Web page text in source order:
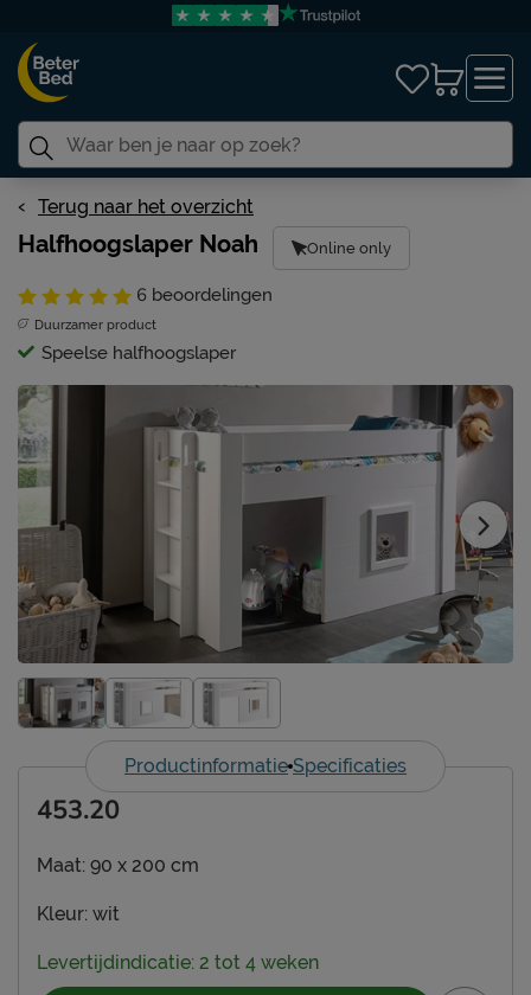
Terug naar het overzicht
Halfhoogslaper Noah Online only
6 beoordelingen
Duurzamer product
Speelse halfhoogslaper
Productinformatie Specificaties
Maat: 90 x 200 cm
Kleur: wit
453.20
Levertijdindicatie: 2 tot 4 weken